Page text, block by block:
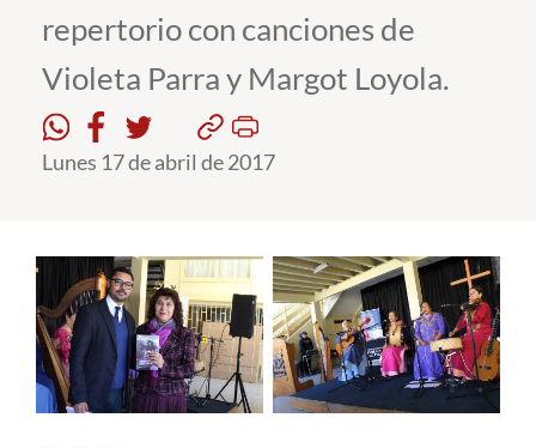
Formación Continua
Funcionarios
Alumni
English
repertorio con canciones de
Violeta Parra y Margot Loyola.
Lunes 17 de abril de 2017